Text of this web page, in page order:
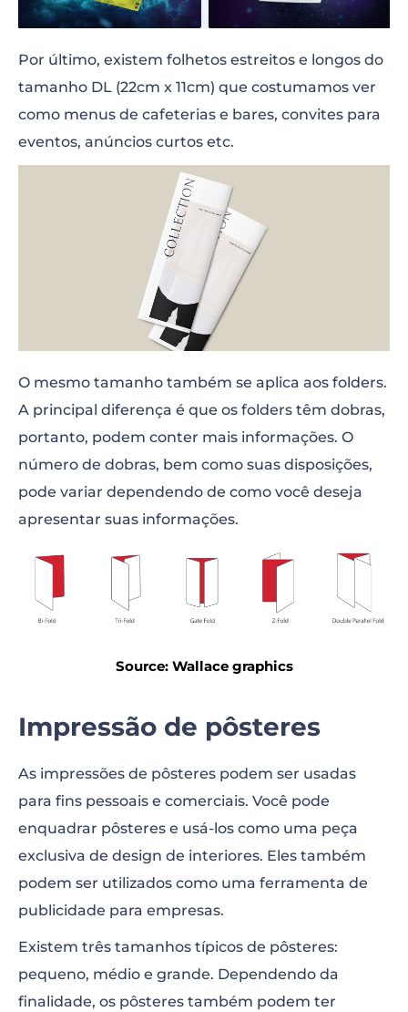
Por último, existem folhetos estreitos e longos do
tamanho DL (22cm x 11cm) que costumamos ver
como menus de cafeterias e bares, convites para
eventos, anúncios curtos etc.
O mesmo tamanho também se aplica aos folders.
A principal diferença é que os folders têm dobras,
portanto, podem conter mais informações. O
número de dobras, bem como suas disposições,
pode variar dependendo de como você deseja
apresentar suas informações.
Source: Wallace graphics
Impressão de pôsteres
As impressões de pôsteres podem ser usadas
para fins pessoais e comerciais. Você pode
enquadrar pôsteres e usá-los como uma peça
exclusiva de design de interiores. Eles também
podem ser utilizados como uma ferramenta de
publicidade para empresas.
Existem três tamanhos típicos de pôsteres:
pequeno, médio e grande. Dependendo da
finalidade, os pôsteres também podem ter